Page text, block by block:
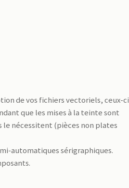
de vos fichiers vectoriels, ceux-ci
que les mises à la teinte sont
le nécessitent (pièces non plates
automatiques sérigraphiques.